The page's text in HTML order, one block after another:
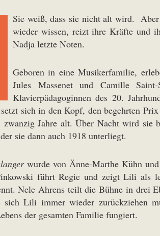
Sie weiß, dass sie nicht alt wird.
wieder wissen, reizt ihre Kräfte und
Nadja letzte Noten.
Geboren in eine Musikerfamilie,
Jules Massenet und Camille
Klavierpädagoginnen des 20.
sich in den Kopf, den begehrten
Jahre alt. Über Nacht wird sie
sie dann auch 1918 unterliegt.
wurde von Änne-Marthe Kühn und
führt Regie und zeigt Lili als
Nele Ahrens teilt die Bühne in drei
Lili immer wieder zurückziehen
der gesamten Familie fungiert.